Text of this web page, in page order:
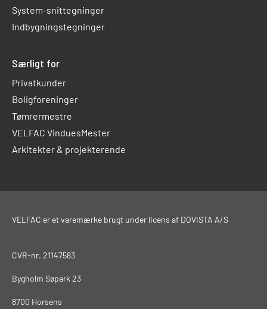
System-snittegninger
Indbygningstegninger
Særligt for
Privatkunder
Boligforeninger
Tømrermestre
VELFAC VinduesMester
Arkitekter & projekterende
VELFAC er et varemærke brugt under licens af DOVISTA A/S
CVR-nr. 21147583
Bygholm Søpark 23
8700 Horsens